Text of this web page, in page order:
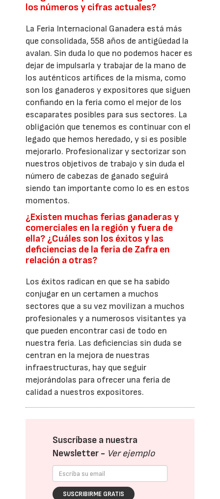
los números y cifras actuales?
La Feria Internacional Ganadera está más
que consolidada, 558 años de antigüedad la
avalan. Sin duda lo que no podemos hacer es
dejar de impulsarla y trabajar de la mano de
los auténticos artífices de la misma, como
son los ganaderos y expositores que siguen
confiando en la feria como el mejor de los
escaparates posibles para sus sectores. La
obligación que tenemos es continuar con el
legado que hemos heredado, y si es posible
mejorarlo. Profesionalizar y sectorizar son
nuestros objetivos de trabajo y sin duda el
número de cabezas de ganado seguirá
siendo tan importante como lo es en estos
momentos.
¿Existen muchas ferias ganaderas y
comerciales en la región y fuera de
ella? ¿Cuáles son los éxitos y las
deficiencias de la feria de Zafra en
relación a otras?
Los éxitos radican en que se ha sabido
conjugar en un certamen a muchos
sectores que a su vez movilizan a muchos
profesionales y a numerosos visitantes ya
que pueden encontrar casi de todo en
nuestra feria. Las deficiencias sin duda se
centran en la mejora de nuestras
infraestructuras, hay que seguir
mejorándolas para ofrecer una feria de
calidad a nuestros expositores.
Suscríbase a nuestra
Newsletter - Ver ejemplo
SUSCRIBIRME GRATIS